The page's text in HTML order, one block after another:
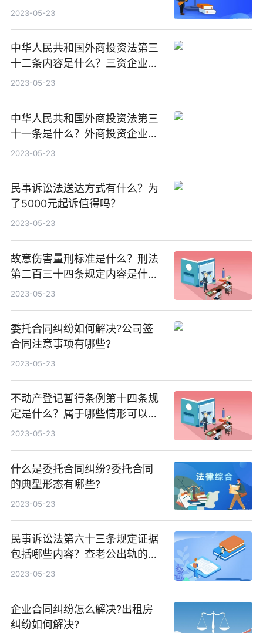
2023-05-23
中华人民共和国外商投资法第三
十二条内容是什么？三资企业是
指什么内容？
2023-05-23
中华人民共和国外商投资法第三
十一条是什么？外商投资企业的
组织形式有哪些？
2023-05-23
民事诉讼法送达方式有什么？为
了5000元起诉值得吗？
2023-05-23
故意伤害量刑标准是什么？刑法
第二百三十四条规定内容是什
么？
2023-05-23
委托合同纠纷如何解决?公司签
合同注意事项有哪些?
2023-05-23
不动产登记暂行条例第十四条规
定是什么？属于哪些情形可以由
当事人单方申请？
2023-05-23
什么是委托合同纠纷?委托合同
的典型形态有哪些?
2023-05-23
民事诉讼法第六十三条规定证据
包括哪些内容？查老公出轨的方
法有哪些？
2023-05-23
企业合同纠纷怎么解决?出租房
纠纷如何解决?